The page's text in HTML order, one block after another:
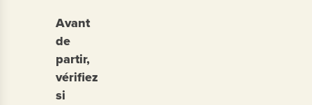
Avant
de
partir,
vérifiez
si